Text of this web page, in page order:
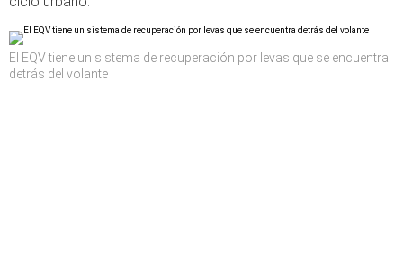
El EQV tiene un sistema de recuperación por levas que se encuentra
detrás del volante